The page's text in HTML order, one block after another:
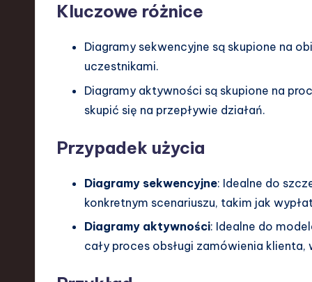
Kluczowe różnice
Diagramy sekwencyjne są skupione na
uczestnikami.
Diagramy aktywności są skupione na
skupić się na przepływie działań.
Przypadek użycia
Diagramy sekwencyjne: Idealne do
konkretnym scenariuszu, takim jak
Diagramy aktywności: Idealne do
cały proces obsługi zamówienia